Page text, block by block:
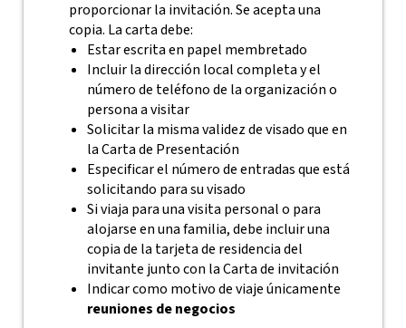
proporcionar la invitación. Se acepta una
copia. La carta debe:
Estar escrita en papel membretado
Incluir la dirección local completa y el
número de teléfono de la organización o
persona a visitar
Solicitar la misma validez de visado que en
la Carta de Presentación
Especificar el número de entradas que está
solicitando para su visado
Si viaja para una visita personal o para
alojarse en una familia, debe incluir una
copia de la tarjeta de residencia del
invitante junto con la Carta de invitación
Indicar como motivo de viaje únicamente
reuniones de negocios